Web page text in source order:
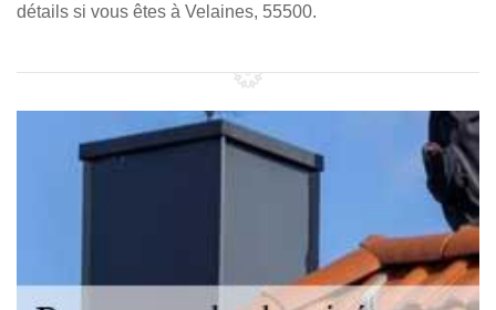
détails si vous êtes à Velaines, 55500.